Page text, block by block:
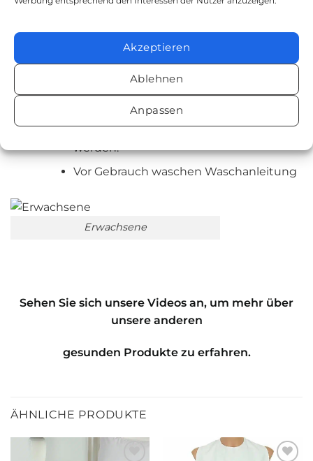
Akzeptieren
Ablehnen
Anpassen
Es sollte maximal bei 90 Grad
Es sollte nach dem Waschen mit viel
Wasser gespült werden, damit es seine
Atmungseigenschaften nicht verliert.
Nicht bügeln.
Bleichmittel sollten nicht verwendet
werden.
Vor Gebrauch waschen Waschanleitung
Erwachsene
Sehen Sie sich unsere Videos an, um mehr über
unsere anderen
gesunden Produkte zu erfahren.
ÄHNLICHE PRODUKTE